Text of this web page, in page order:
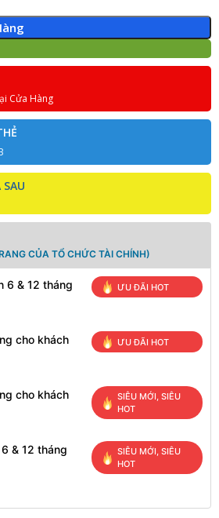
Cửa Hàng
CỦA TỔ CHỨC TÀI CHÍNH)
6 & 12 tháng
ƯU ĐÃI HOT
cho khách
ƯU ĐÃI HOT
cho khách
SIÊU MỚI, SIÊU
HOT
& 12 tháng
SIÊU MỚI, SIÊU
HOT